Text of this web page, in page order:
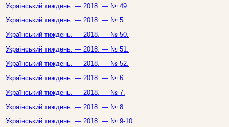
Український тиждень. — 2018. — № 49.
Український тиждень. — 2018. — № 5.
Український тиждень. — 2018. — № 50.
Український тиждень. — 2018. — № 51.
Український тиждень. — 2018. — № 52.
Український тиждень. — 2018. — № 6.
Український тиждень. — 2018. — № 7.
Український тиждень. — 2018. — № 8.
Український тиждень. — 2018. — № 9-10.